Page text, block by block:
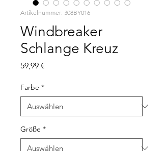
Artikelnummer: 308BY016
Windbreaker
Schlange Kreuz
59,99 €
Farbe *
Größe *